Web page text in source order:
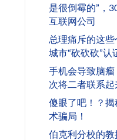
是很倒霉的”，
互联网公司
总理痛斥的这些
城市“砍砍砍”认
手机会导致脑
次将二者联系起
傻眼了吧！？
术骗局！
伯克利分校的